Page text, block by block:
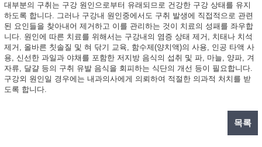
대부분의 구취는 구강 원인으로부터 유래되므로 건강한 구강 상태를 유지
하도록 합니다. 그러나 구강내 원인중에서도 구취 발생에 직접적으로 관련
된 요인들을 찾아내어 제거하고 이를 관리하는 것이 치료의 성패를 좌우합
니다. 원인에 따른 치료를 위해서는 구강내의 염증 상태 제거, 치태나 치석
제거, 올바른 칫솔질 및 혀 닦기 교육, 함수제(양치액)의 사용, 인공 타액 사
용, 신선한 과일과 야채를 포함한 저지방 음식의 섭취 및 파, 마늘, 양파, 겨
자류, 달걀 등의 구취 유발 음식을 회피하는 식단의 개선 등이 필요합니다.
구강외 원인일 경우에는 내과의사에게 의뢰하여 적절한 의과적 처치를 받
도록 합니다.
목록